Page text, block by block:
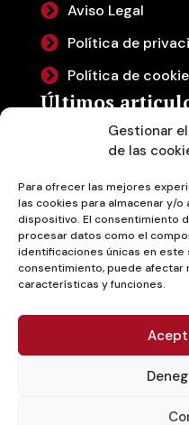
Gestionar
de las
Para ofrecer las mejores
las cookies para almacenar y/
dispositivo. El consentimiento
procesar datos como el
identificaciones únicas en
consentimiento, puede afectar
características y funciones.
Aviso Legal
Política de
Política de
Últimos
Un